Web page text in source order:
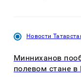
Новости
Минниханов
полевом стане